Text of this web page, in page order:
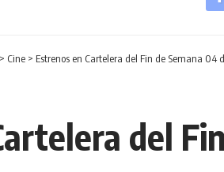
> Cine > Estrenos en Cartelera del Fin de Semana 04
del